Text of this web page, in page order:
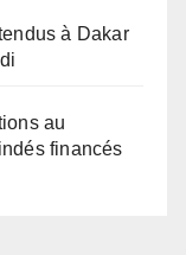
à Dakar
au
financés